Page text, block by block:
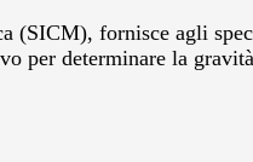
(SICM), fornisce agli
per determinare la